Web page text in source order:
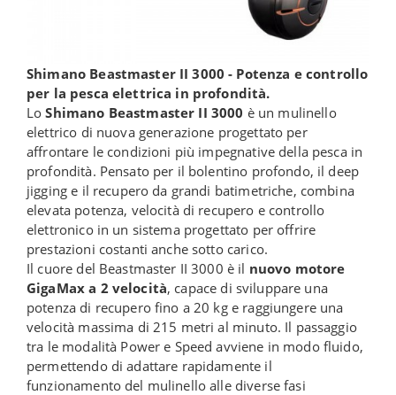
Shimano Beastmaster II 3000 - Potenza e controllo
per la pesca elettrica in profondità.
LoShimano Beastmaster II 3000 è un mulinello
elettrico di nuova generazione progettato per
affrontare le condizioni più impegnative della pesca in
profondità. Pensato per il bolentino profondo, il deep
jigging e il recupero da grandi batimetriche, combina
elevata potenza, velocità di recupero e controllo
elettronico in un sistema progettato per offrire
prestazioni costanti anche sotto carico.
Il cuore del Beastmaster II 3000 è il nuovo motore
GigaMax a 2 velocità, capace di sviluppare una
potenza di recupero fino a 20 kg e raggiungere una
velocità massima di 215 metri al minuto. Il passaggio
tra le modalità Power e Speed avviene in modo fluido,
permettendo di adattare rapidamente il
funzionamento del mulinello alle diverse fasi